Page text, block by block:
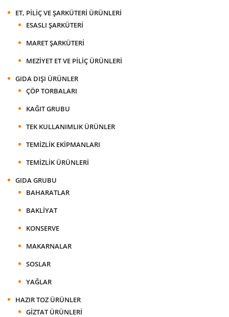
ET, PILIÇ VE ŞARKÜTERI ÜRÜNLERI
ESASLI ŞARKÜTERI
MARET ŞARKÜTERI
MEZIYET ET VE PILIÇ ÜRÜNLERI
GIDA DIŞI ÜRÜNLER
ÇÖP TORBALARI
KAĞIT GRUBU
TEK KULLANIMLIK ÜRÜNLER
TEMIZLIK EKIPMANLARI
TEMIZLIK ÜRÜNLERI
GIDA GRUBU
BAHARATLAR
BAKLIYAT
KONSERVE
MAKARNALAR
SOSLAR
YAĞLAR
HAZIR TOZ ÜRÜNLER
GIZTAT ÜRÜNLERI